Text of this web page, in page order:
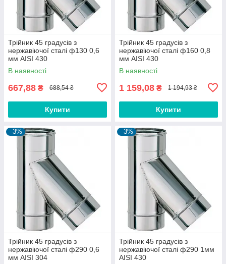
Трійник 45 градусів з
нержавіючої сталі ф130 0,6
мм AISI 430
В наявності
667,88 ₴ 688,54 ₴
Купити
Трійник 45 градусів з
нержавіючої сталі ф160 0,8
мм AISI 430
В наявності
1 159,08 ₴ 1 194,93 ₴
Купити
–3%
Трійник 45 градусів з
нержавіючої сталі ф290 0,6
мм AISI 304
–3%
Трійник 45 градусів з
нержавіючої сталі ф290 1мм
AISI 430